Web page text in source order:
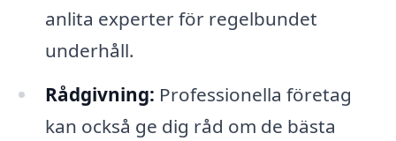
anlita experter för regelbundet
underhåll.
Rådgivning: Professionella företag
kan också ge dig råd om de bästa